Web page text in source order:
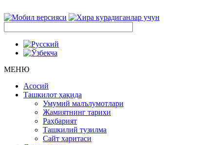
МЕНЮ
Асосий
Ташкилот ҳақида
Умумий малълумотлари
Жамиятнинг тарихи
Раҳбарият
Ташкилий тузилма
Сайт харитаси